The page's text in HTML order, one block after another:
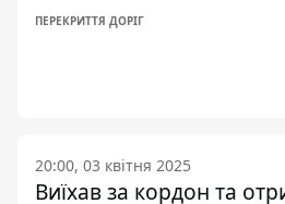
ПЕРЕКРИТТЯ ДОРІГ
20:00, 03 квітня 2025
Виїхав за кордон та